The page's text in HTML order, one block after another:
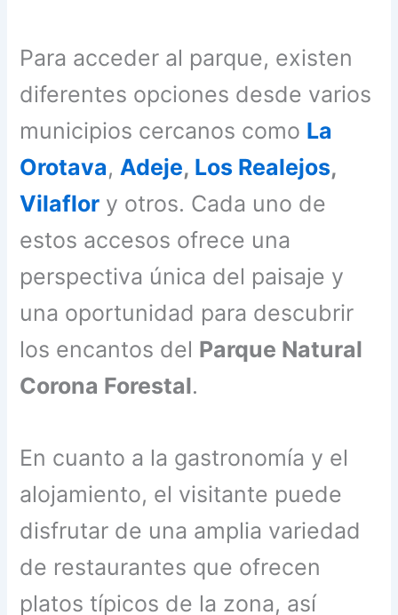
Para acceder al parque, existen
diferentes opciones desde varios
municipios cercanos como La
Orotava, Adeje, Los Realejos,
Vilaflor y otros. Cada uno de
estos accesos ofrece una
perspectiva única del paisaje y
una oportunidad para descubrir
los encantos del Parque Natural
Corona Forestal.
En cuanto a la gastronomía y el
alojamiento, el visitante puede
disfrutar de una amplia variedad
de restaurantes que ofrecen
platos típicos de la zona, así